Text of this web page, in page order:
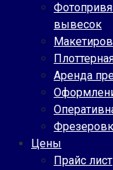
вывесок
Аренда
Цены
Прайс лист